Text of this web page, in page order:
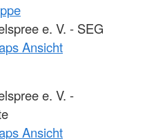
e. V. - SEG
Ansicht
e. V. -
Ansicht